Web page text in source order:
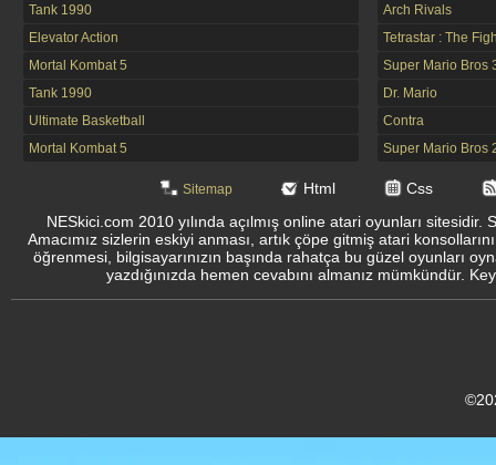
Tank 1990
Elevator Action
Mortal Kombat 5
Tank 1990
Ultimate Basketball
Mortal Kombat 5
Arch Rivals
Tetrastar : The
Super Mario Bros
Dr. Mario
Contra
Super Mario Bros
Sitemap Html
Css
NESkici.com 2010 yılında açılmış online atari oyunları
Amacımız sizlerin eskiyi anması, artık çöpe gitmiş atari
öğrenmesi, bilgisayarınızın başında rahatça bu güzel oyunları
yazdığınızda hemen cevabını almanız mümkündür.